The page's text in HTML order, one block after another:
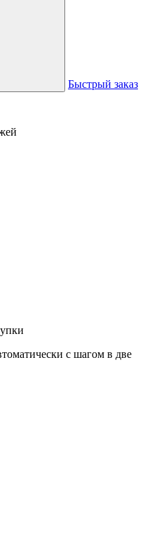
Быстрый заказ
с шагом в две